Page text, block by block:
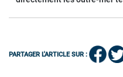
PARTAGER L'ARTICLE SUR :